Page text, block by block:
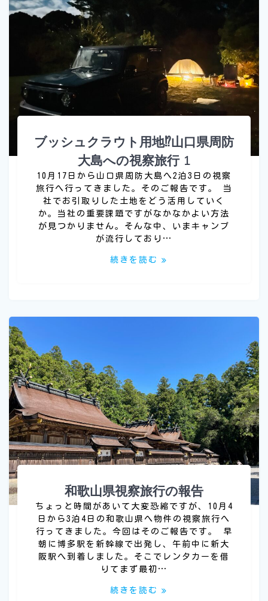
ブッシュクラウト用地⁉山口県周防
大島への視察旅行 1
10月17日から山口県周防大島へ2泊3日の視察
旅行へ行ってきました。そのご報告です。 当
社でお引取りした土地をどう活用していく
か。当社の重要課題ですがなかなかよい方法
が見つかりません。そんな中、いまキャンプ
が流行しており…
続きを読む
和歌山県視察旅行の報告
ちょっと時間があいて大変恐縮ですが、10月4
日から3泊4日の和歌山県へ物件の視察旅行へ
行ってきました。今回はそのご報告です。 早
朝に博多駅を新幹線で出発し、午前中に新大
阪駅へ到着しました。そこでレンタカーを借
りてまず最初…
続きを読む